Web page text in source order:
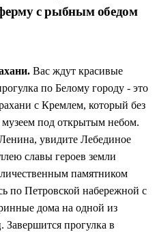
с рыбным обедом
Вас ждут красивые
по Белому городу - это
с Кремлем, который без
под открытым небом.
увидите Лебединое
славы героев земли
памятником
по Петровской набережной с
дома на одной из
Завершится прогулка в